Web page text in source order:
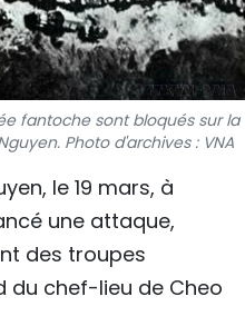
DU "PEUPLE"
fantoche sont bloqués sur la
Photo d'archives : VNA
le 19 mars, à
une attaque,
des troupes
du chef-lieu de Cheo